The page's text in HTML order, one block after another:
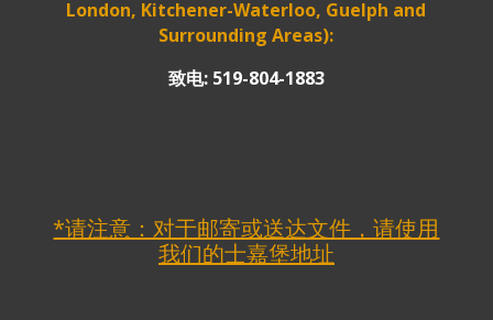
London, Kitchener-Waterloo, Guelph and
Surrounding Areas):
致电: 519-804-1883
*请注意：对于邮寄或送达文件，请使用
我们的士嘉堡地址